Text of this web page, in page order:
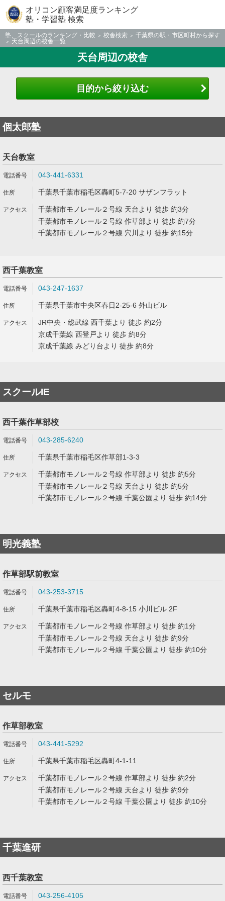
オリコン顧客満足度ランキング
塾・学習塾 検索
塾、スクールのランキング・比較 校舎検索
千葉県の駅・市区町村から探す
天台周辺の校舎一覧
天台周辺の校舎
目的から絞り込む
個太郎塾
天台教室
043-441-6331
千葉県千葉市稲毛区轟町5-7-20 サザンフラット
千葉都市モノレール２号線 天台より 徒歩 約3分
千葉都市モノレール２号線 作草部より 徒歩 約7分
千葉都市モノレール２号線 穴川より 徒歩 約15分
西千葉教室
043-247-1637
千葉県千葉市中央区春日2-25-6 外山ビル
JR中央・総武線 西千葉より 徒歩 約2分
京成千葉線 西登戸より 徒歩 約8分
京成千葉線 みどり台より 徒歩 約8分
スクールIE
西千葉作草部校
043-285-6240
千葉県千葉市稲毛区作草部1-3-3
千葉都市モノレール２号線 作草部より 徒歩 約5分
千葉都市モノレール２号線 天台より 徒歩 約5分
千葉都市モノレール２号線 千葉公園より 徒歩 約14分
明光義塾
作草部駅前教室
043-253-3715
千葉県千葉市稲毛区轟町4-8-15 小川ビル 2F
千葉都市モノレール２号線 作草部より 徒歩 約1分
千葉都市モノレール２号線 天台より 徒歩 約9分
千葉都市モノレール２号線 千葉公園より 徒歩 約10分
セルモ
作草部教室
043-441-5292
千葉県千葉市稲毛区轟町4-1-11
千葉都市モノレール２号線 作草部より 徒歩 約2分
千葉都市モノレール２号線 天台より 徒歩 約9分
千葉都市モノレール２号線 千葉公園より 徒歩 約10分
千葉進研
西千葉教室
043-256-4105